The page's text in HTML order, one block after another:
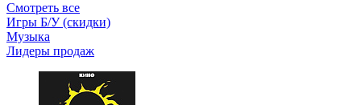
Смотреть все
Игры Б/У (скидки)
Музыка
Лидеры продаж